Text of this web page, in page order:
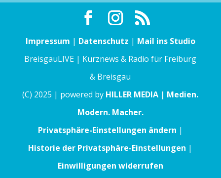
Impressum | Datenschutz | Mail ins Studio
BreisgauLIVE | Kurznews & Radio für Freiburg
& Breisgau
(C) 2025 | powered by HILLER MEDIA | Medien.
Modern. Macher.
Privatsphäre-Einstellungen ändern |
Historie der Privatsphäre-Einstellungen |
Einwilligungen widerrufen